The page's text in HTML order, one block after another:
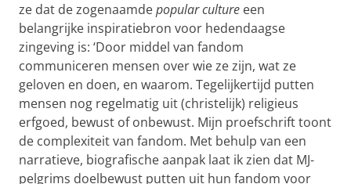
ze dat de zogenaamdepopular culture een
belangrijke inspiratiebron voor hedendaagse
zingeving is: ‘Door middel van fandom
communiceren mensen over wie ze zijn, wat ze
geloven en doen, en waarom. Tegelijkertijd putten
mensen nog regelmatig uit (christelijk) religieus
erfgoed, bewust of onbewust. Mijn proefschrift toont
de complexiteit van fandom. Met behulp van een
narratieve, biografische aanpak laat ik zien dat MJ-
pelgrims doelbewust putten uit hun fandom voor